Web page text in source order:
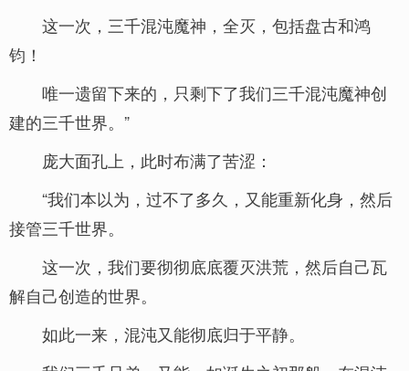
这一次，三千混沌魔神，全灭，包括盘古和鸿
钧！
唯一遗留下来的，只剩下了我们三千混沌魔神创
建的三千世界。”
庞大面孔上，此时布满了苦涩：
“我们本以为，过不了多久，又能重新化身，然后
接管三千世界。
这一次，我们要彻彻底底覆灭洪荒，然后自己瓦
解自己创造的世界。
如此一来，混沌又能彻底归于平静。